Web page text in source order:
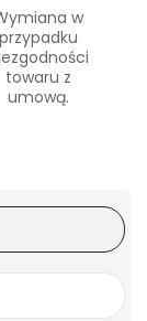
w
przypadku
towaru z
umową.